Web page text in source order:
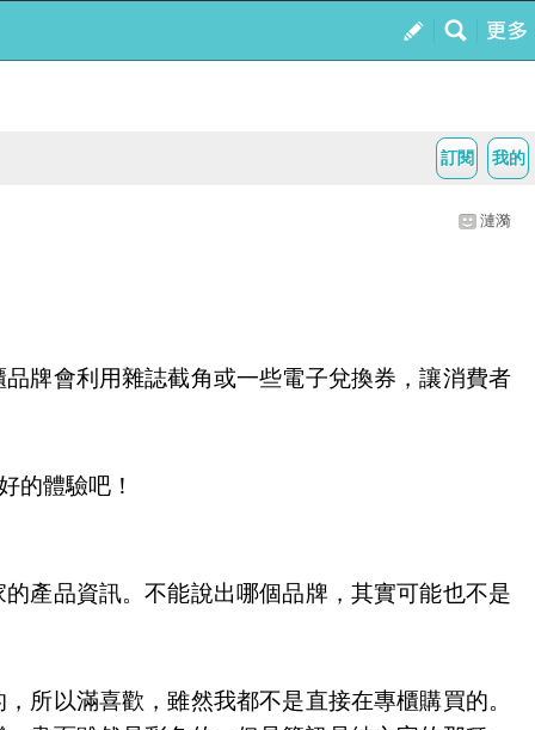
我的
訂閱
漣漪
牌會利用雜誌截角或一些電子兌換券，讓消費者
的體驗吧！
產品資訊。不能說出哪個品牌，其實可能也不是
所以滿喜歡，雖然我都不是直接在專櫃購買的。